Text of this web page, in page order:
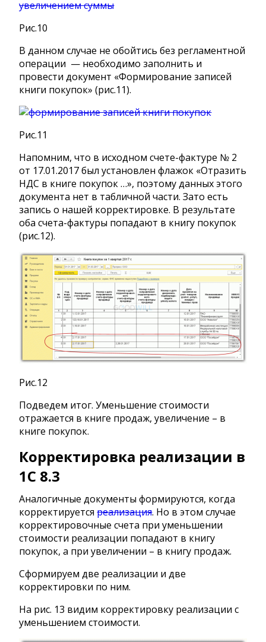
Рис.10
В данном случае не обойтись без регламентной
операции — необходимо заполнить и
провести документ «Формирование записей
книги покупок» (рис.11).
Рис.11
Напомним, что в исходном счете-фактуре № 2
от 17.01.2017 был установлен флажок «Отразить
НДС в книге покупок …», поэтому данных этого
документа нет в табличной части. Зато есть
запись о нашей корректировке. В результате
оба счета-фактуры попадают в книгу покупок
(рис.12).
Рис.12
Подведем итог. Уменьшение стоимости
отражается в книге продаж, увеличение – в
книге покупок.
Корректировка реализации в
1С 8.3
Аналогичные документы формируются, когда
корректируетсяреализация. Но в этом случае
корректировочные счета при уменьшении
стоимости реализации попадают в книгу
покупок, а при увеличении – в книгу продаж.
Сформируем две реализации и две
корректировки по ним.
На рис. 13 видим корректировку реализации с
уменьшением стоимости.